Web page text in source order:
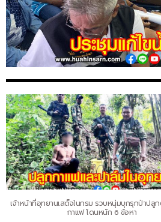
เจ้าหน้าที่อุทยานเสด็จในกรม รวบหนุ่มบุกรุกป่าปลู
กาแฟ โดนหนัก 6 ข้อหา